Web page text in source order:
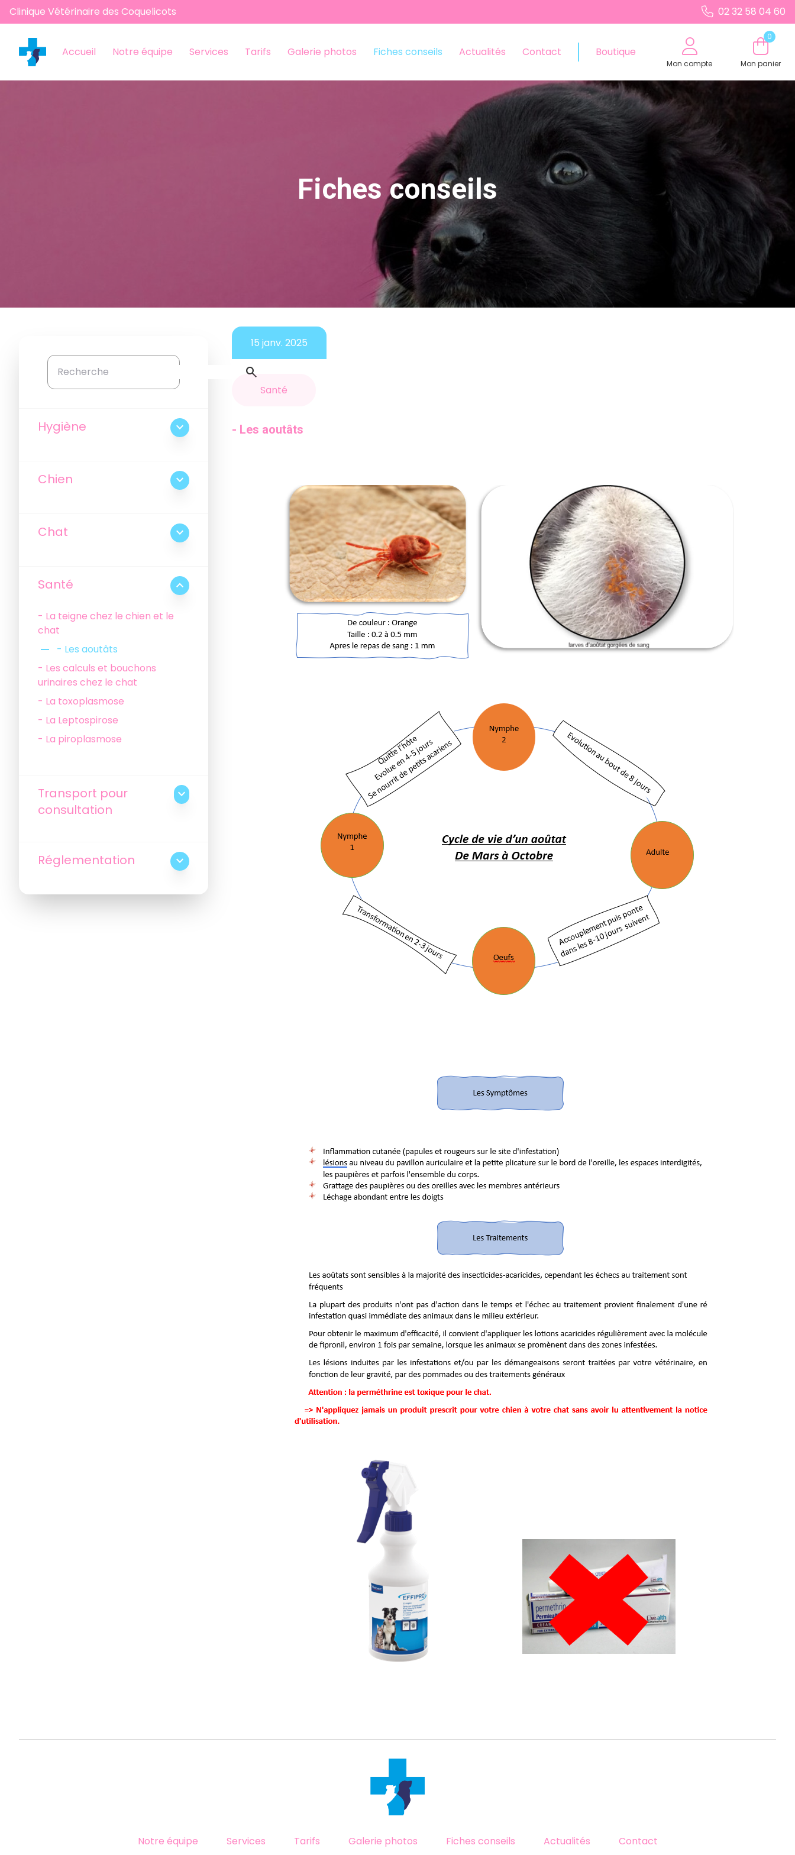
Clinique Vétérinaire des Coquelicots 02 32 58 04 60
Accueil Notre équipe Services Tarifs Galerie photos Fiches conseils Actualités Contact Boutique
Mon compte
0
Mon panier
Fiches conseils
search
Hygiène expand_more
Chien expand_more
Chat expand_more
Santé expand_less
- La teigne chez le chien et le
chat
remove
- Les aoutâts
- Les calculs et bouchons
urinaires chez le chat
- La toxoplasmose
- La Leptospirose
- La piroplasmose
Transport pour
consultation
expand_more
Réglementation expand_more
15 janv. 2025
Santé
- Les aoutâts
Notre équipe Services Tarifs Galerie photos Fiches conseils Actualités Contact